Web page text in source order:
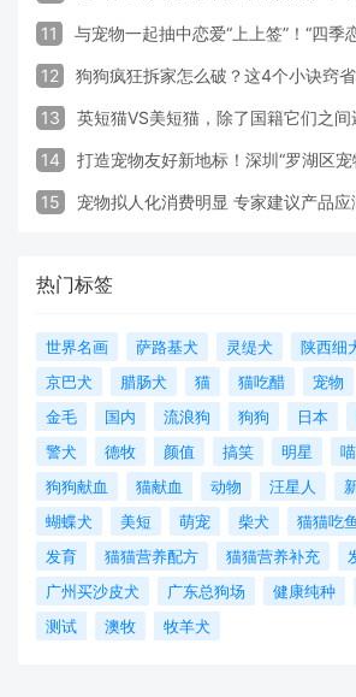
11 与宠物一起抽中恋爱“上上签”！“四
12 狗狗疯狂拆家怎么破？这4个小诀窍省
13 英短猫VS美短猫，除了国籍它们之间
14 打造宠物友好新地标！深圳“罗湖区宠
15 宠物拟人化消费明显 专家建议产品应
热门标签
世界名画 萨路基犬 灵缇犬 陕西细
京巴犬
腊肠犬 猫 猫吃醋 宠物
金毛
国内 流浪狗 狗狗 日本
警犬
德牧 颜值 搞笑 明星
狗狗献血
猫献血 动物 汪星人
蝴蝶犬
美短 萌宠 柴犬 猫猫吃鱼
发育
猫猫营养配方 猫猫营养补充
广州买沙皮犬
广东总狗场 健康纯种
测试
澳牧 牧羊犬